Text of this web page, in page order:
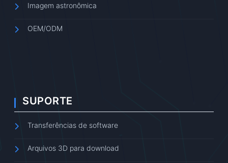
Imagem astronômica
OEM/ODM
SUPORTE
Transferências de software
Arquivos 3D para download